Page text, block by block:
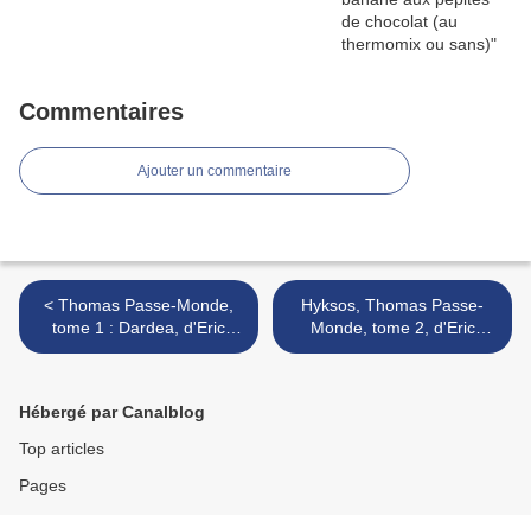
Commentaires
Ajouter un commentaire
< Thomas Passe-Monde,
tome 1 : Dardea, d'Eric
tasset
Hyksos, Thomas Passe-
Monde, tome 2, d'Eric
Tasset >
Hébergé par Canalblog
Top articles
Pages